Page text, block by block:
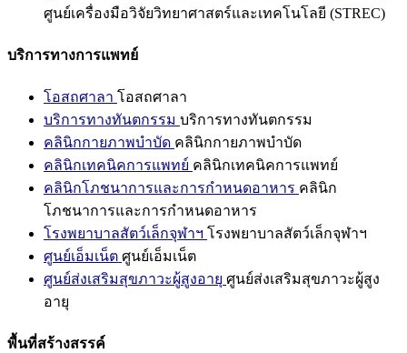
ศูนย์เครื่องมือวิจัยวิทยาศาสตร์และเทคโนโลยี (STREC)
บริการทางการแพทย์
โอสถศาลา โอสถศาลา
บริการทางทันตกรรม บริการทางทันตกรรม
คลินิกกายภาพบำบัด คลินิกกายภาพบำบัด
คลินิกเทคนิคการแพทย์ คลินิกเทคนิคการแพทย์
คลินิกโภชนาการและการกำหนดอาหาร คลินิก
โภชนาการและการกำหนดอาหาร
โรงพยาบาลสัตว์เล็กจุฬาฯ โรงพยาบาลสัตว์เล็กจุฬาฯ
ศูนย์เอ็มเน็ต ศูนย์เอ็มเน็ต
ศูนย์ส่งเสริมสุขภาวะผู้สูงอายุ ศูนย์ส่งเสริมสุขภาวะผู้สูง
อายุ
พื้นที่สร้างสรรค์